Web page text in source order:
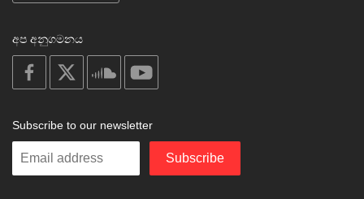
අප අනුගමනය
on
facebook
soundcloud
Subscribe to our newsletter
Enter
Subscribe